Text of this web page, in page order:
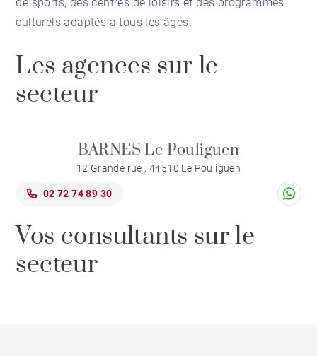
culturels adaptés à tous les âges.
Les agences sur le
secteur
BARNES Le Pouliguen
12 Grande rue , 44510 Le Pouliguen
02 72 74 89 30
Vos consultants sur le
secteur